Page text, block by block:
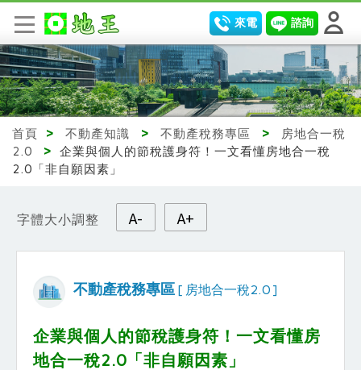
諮詢
來電
首頁 > 不動產知識 > 不動產稅務專區 >
房地合一稅
2.0
>
企業與個人的節稅護身符！一文看懂房地合一稅
2.0「非自願因素」
不動產稅務專區 [ 房地合一稅2.0 ]
字體大小調整 A- A+
企業與個人的節稅護身符！一文看懂房
地合一稅2.0「非自願因素」